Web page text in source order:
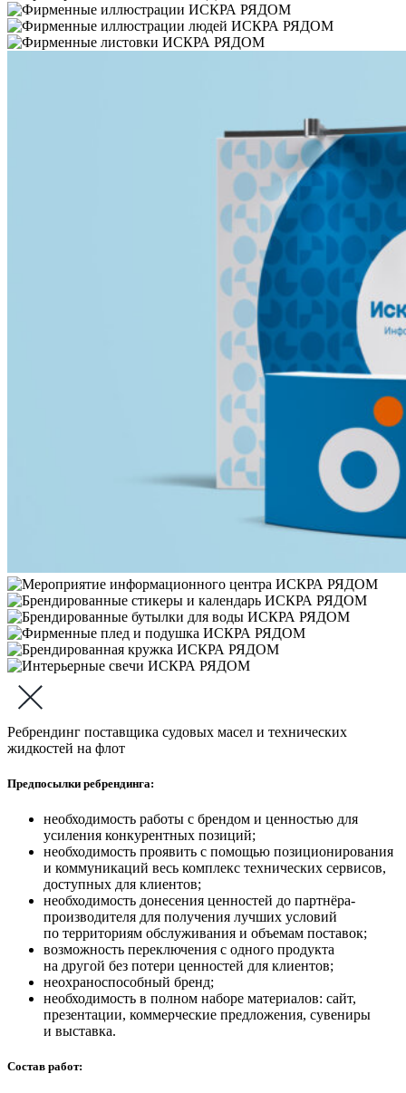
Ребрендинг поставщика судовых масел и технических
жидкостей на флот
Предпосылки ребрендинга:
необходимость работы с брендом и ценностью для
усиления конкурентных позиций;
необходимость проявить с помощью позиционирования
и коммуникаций весь комплекс технических сервисов,
доступных для клиентов;
необходимость донесения ценностей до партнёра-
производителя для получения лучших условий
по территориям обслуживания и объемам поставок;
возможность переключения с одного продукта
на другой без потери ценностей для клиентов;
неохраноспособный бренд;
необходимость в полном наборе материалов: сайт,
презентации, коммерческие предложения, сувениры
и выставка.
Состав работ: